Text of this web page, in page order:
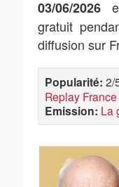
03/06/2026
gratuit
diffusion sur
Popularité: 2/
Replay France
Emission: La